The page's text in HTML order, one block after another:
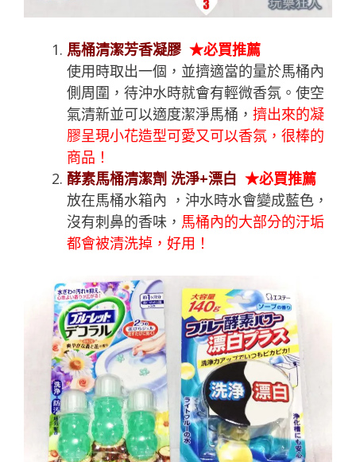
馬桶清潔芳香凝膠 ★必買推薦
使用時取出一個，並擠適當的量於馬桶內
側周圍，待沖水時就會有輕微香氛。使空
氣清新並可以適度潔淨馬桶， 擠出來的凝
膠呈現小花造型可愛又可以香氛，很棒的
商品！
酵素馬桶清潔劑 洗淨+漂白 ★必買推薦
放在馬桶水箱內 ，沖水時水會變成藍色，
沒有刺鼻的香味， 馬桶內的大部分的汙垢
都會被清洗掉，好用！